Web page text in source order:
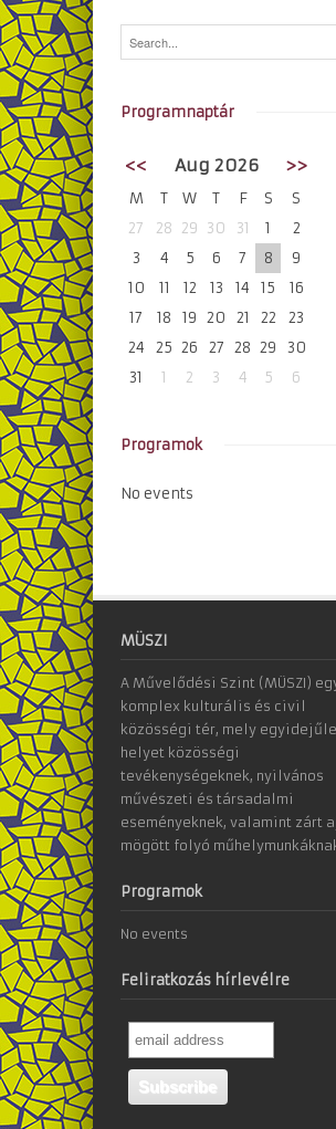
Programnaptár
<< Aug 2026 >>
M T W T F S
S
27
28 29 30 31 1
2
3
4 5 6 7 8
9
10
11 12 13 14 15
16
17
18 19 20 21 22
23
24
25 26 27 28 29
30
31
1 2 3 4 5 6
Programok
No events
MÜSZI
A Művelődési Szint (MÜSZI)
komplex kulturális és civil
közösségi tér, mely
helyet közösségi
tevékenységeknek, nyilvános
művészeti és társadalmi
eseményeknek, valamint zárt
mögött folyó
Programok
No events
Feliratkozás hírlevélre